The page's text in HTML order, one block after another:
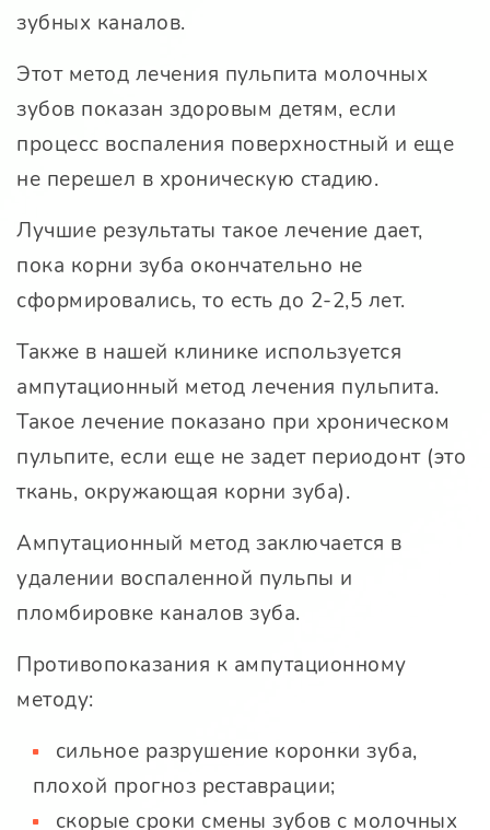
зубных каналов.
Этот метод лечения пульпита молочных
зубов показан здоровым детям, если
процесс воспаления поверхностный и еще
не перешел в хроническую стадию.
Лучшие результаты такое лечение дает,
пока корни зуба окончательно не
сформировались, то есть до 2-2,5 лет.
Также в нашей клинике используется
ампутационный метод лечения пульпита.
Такое лечение показано при хроническом
пульпите, если еще не задет периодонт (это
ткань, окружающая корни зуба).
Ампутационный метод заключается в
удалении воспаленной пульпы и
пломбировке каналов зуба.
Противопоказания к ампутационному
методу:
сильное разрушение коронки зуба,
плохой прогноз реставрации;
скорые сроки смены зубов с молочных